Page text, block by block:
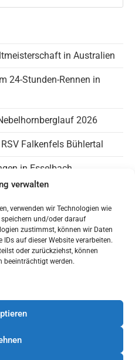
verwalten
verwenden wir Technologien wie
und/oder darauf
zustimmst, können wir Daten
auf dieser Website verarbeiten.
oder zurückziehst, können
beeinträchtigt werden.
in Australien
24-Stunden-Rennen in
2026
Falkenfels Bühlertal
in Esselbach
Verein